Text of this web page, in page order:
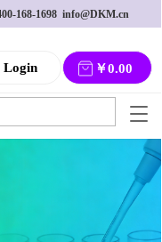
168-1698
  info@DKM.cn
Login ￥0.00
T
g
g
l
a